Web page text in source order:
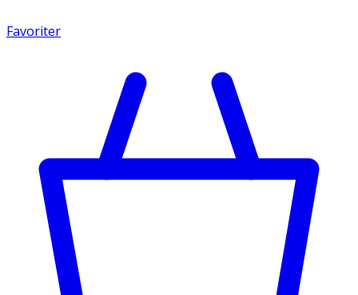
Favoriter